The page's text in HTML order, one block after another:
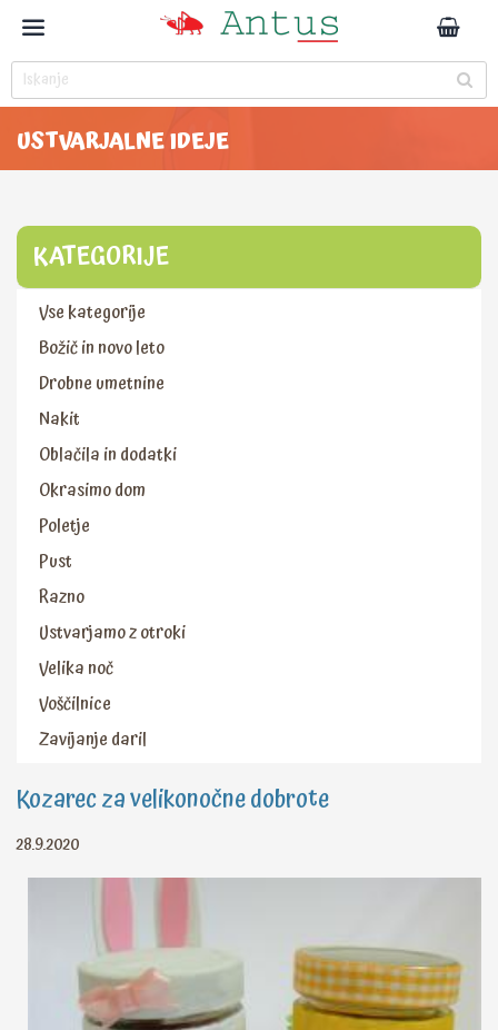
USTVARJALNE IDEJE
KATEGORIJE
Vse kategorije
Božič in novo leto
Drobne umetnine
Nakit
Oblačila in dodatki
Okrasimo dom
Poletje
Pust
Razno
Ustvarjamo z otroki
Velika noč
Voščilnice
Zavijanje daril
Kozarec za velikonočne dobrote
28.9.2020